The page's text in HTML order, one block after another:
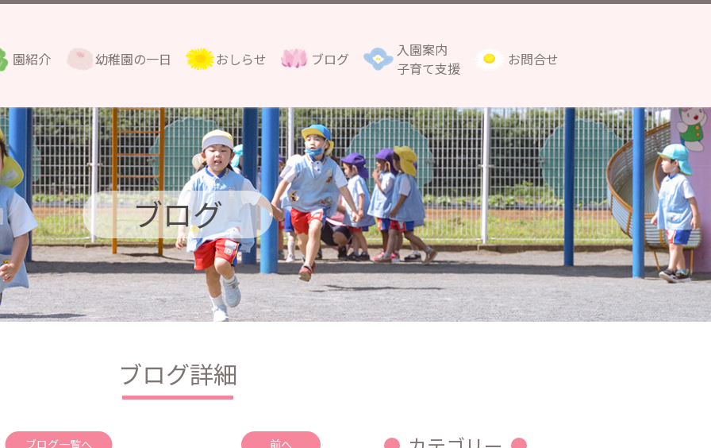
園紹介 幼稚園の一日 おしらせ ブログ
入園案内
子育て支援
お問合せ
ブログ
ブログ詳細
前へ
ブログ一覧へ